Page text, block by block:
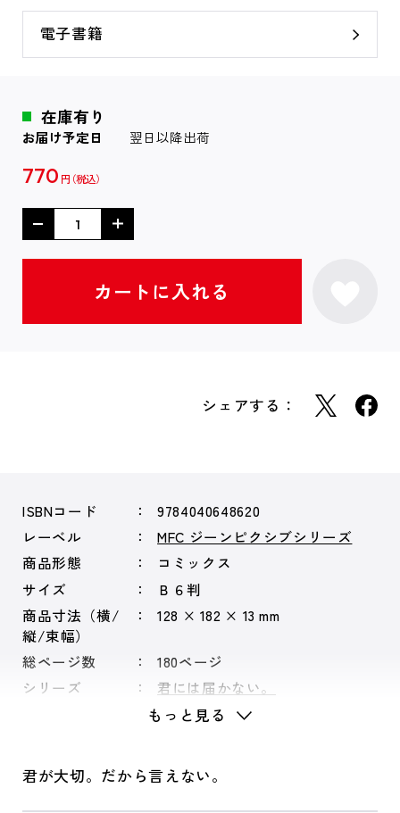
電子書籍
在庫有り
お届け予定日 翌日以降出荷
770 円
シェアする：
ISBNコード
9784040648620
レーベル
MFC ジーンピクシブシリーズ
商品形態
コミックス
サイズ
Ｂ６判
商品寸法（横/
縦/束幅）
128 × 182 × 13 mm
総ページ数
180ページ
シリーズ
君には届かない。
もっと見る
君が大切。だから言えない。